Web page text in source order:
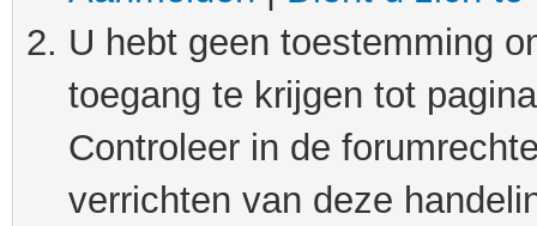
U hebt geen toestemming
toegang te krijgen tot
Controleer in de
verrichten van deze